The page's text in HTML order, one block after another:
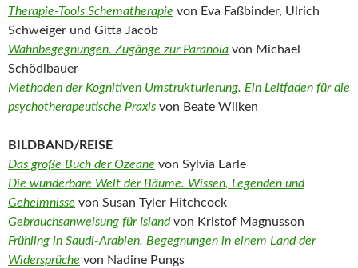
Therapie-Tools Schematherapie von Eva Faßbinder, Ulrich
Schweiger und Gitta Jacob
Wahnbegegnungen. Zugänge zur Paranoia von Michael
Schödlbauer
Methoden der Kognitiven Umstrukturierung. Ein Leitfaden für die
psychotherapeutische Praxis von Beate Wilken
BILDBAND/REISE
Das große Buch der Ozeane von Sylvia Earle
Die wunderbare Welt der Bäume. Wissen, Legenden und
Geheimnisse von Susan Tyler Hitchcock
Gebrauchsanweisung für Islandvon Kristof Magnusson
Frühling in Saudi-Arabien. Begegnungen in einem Land der
Widersprüche von Nadine Pungs